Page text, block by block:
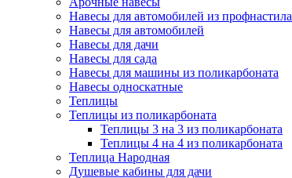
Навесы для автомобилей из профнастила
Навесы для автомобилей
Навесы для дачи
Навесы для сада
Навесы для машины из поликарбоната
Навесы односкатные
Теплицы
Теплицы из поликарбоната
Теплицы 3 на 3 из поликарбоната
Теплицы 4 на 4 из поликарбоната
Теплица Народная
Душевые кабины для дачи